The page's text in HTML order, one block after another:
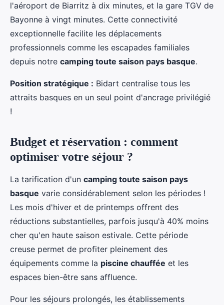
l'aéroport de Biarritz à dix minutes, et la gare TGV de
Bayonne à vingt minutes. Cette connectivité
exceptionnelle facilite les déplacements
professionnels comme les escapades familiales
depuis notre camping toute saison pays basque.
Position stratégique : Bidart centralise tous les
attraits basques en un seul point d'ancrage privilégié
!
Budget et réservation : comment
optimiser votre séjour ?
La tarification d'un camping toute saison pays
basque varie considérablement selon les périodes !
Les mois d'hiver et de printemps offrent des
réductions substantielles, parfois jusqu'à 40% moins
cher qu'en haute saison estivale. Cette période
creuse permet de profiter pleinement des
équipements comme la piscine chauffée et les
espaces bien-être sans affluence.
Pour les séjours prolongés, les établissements